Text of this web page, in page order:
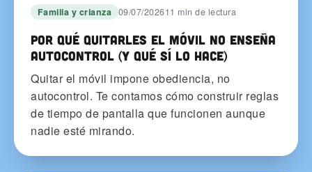
Familia y crianza 09/07/202611 min de lectura
Por qué quitarles el móvil no enseña
autocontrol (y qué sí lo hace)
Quitar el móvil impone obediencia, no
autocontrol. Te contamos cómo construir reglas
de tiempo de pantalla que funcionen aunque
nadie esté mirando.